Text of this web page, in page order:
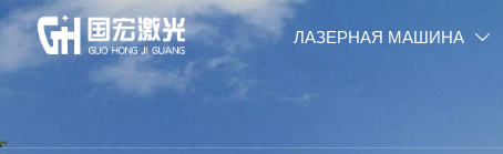
ЛАЗЕРНАЯ МАШИНА 